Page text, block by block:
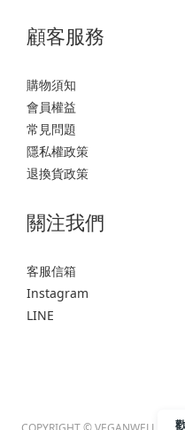
顧客服務
購物須知
會員權益
常見問題
隱私權政策
退換貨政策
關注我們
客服信箱
Instagram
LINE